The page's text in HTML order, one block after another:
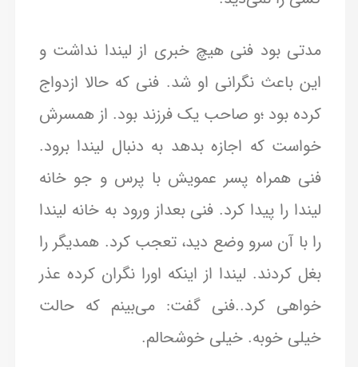
مدتی بود فنی هیچ خبری از لیندا نداشت و
این باعث نگرانی او شد. فنی که حالا ازدواج
کرده بود ؛و صاحب یک فرزند بود. از همسرش
خواست که اجازه بدهد به دنبال لیندا برود.
فنی همراه پسر عمویش با پرس و جو خانه
لیندا را پیدا کرد. فنی بعداز ورود به خانه لیندا
را با آن سرو وضع دید، تعجب کرد. همدیگر را
بغل کردند. لیندا از اینکه اورا نگران کرده عذر
خواهی کرد..فنی گفت: می‌بینم که حالت
خیلی خوبه. خیلی خوشحالم.